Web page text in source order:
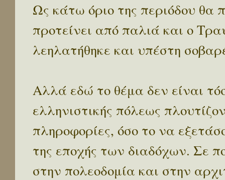
Ως κάτω όριο της περιόδου θα
προτείνει από παλιά και ο
λεηλατήθηκε και υπέστη
Αλλά εδώ το θέμα δεν είναι
ελληνιστικής πόλεως
πληροφορίες, όσο το να
της εποχής των διαδόχων. Σε
στην πολεοδομία και στην